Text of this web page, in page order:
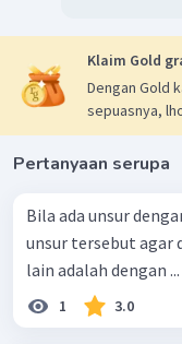
Klaim Gold
Dengan Gold
sepuasnya,
Pertanyaan serupa
Bila ada unsur
unsur tersebut agar
lain adalah dengan ...
1 3.0